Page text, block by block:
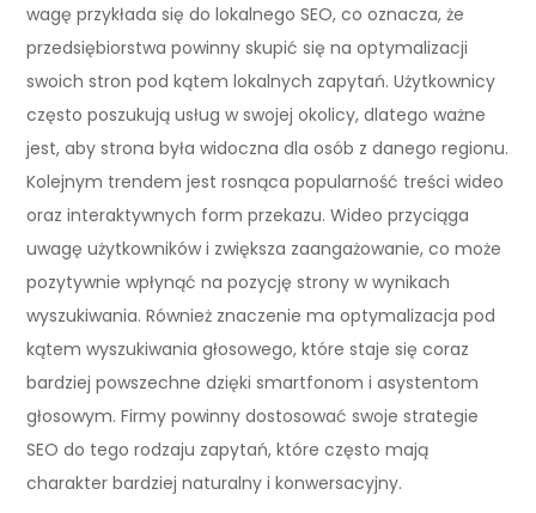
wagę przykłada się do lokalnego SEO, co oznacza, że
przedsiębiorstwa powinny skupić się na optymalizacji
swoich stron pod kątem lokalnych zapytań. Użytkownicy
często poszukują usług w swojej okolicy, dlatego ważne
jest, aby strona była widoczna dla osób z danego regionu.
Kolejnym trendem jest rosnąca popularność treści wideo
oraz interaktywnych form przekazu. Wideo przyciąga
uwagę użytkowników i zwiększa zaangażowanie, co może
pozytywnie wpłynąć na pozycję strony w wynikach
wyszukiwania. Również znaczenie ma optymalizacja pod
kątem wyszukiwania głosowego, które staje się coraz
bardziej powszechne dzięki smartfonom i asystentom
głosowym. Firmy powinny dostosować swoje strategie
SEO do tego rodzaju zapytań, które często mają
charakter bardziej naturalny i konwersacyjny.